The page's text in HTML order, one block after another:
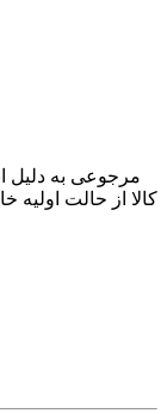
کالا از حالت اولیه